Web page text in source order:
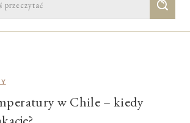
w Chile – kiedy